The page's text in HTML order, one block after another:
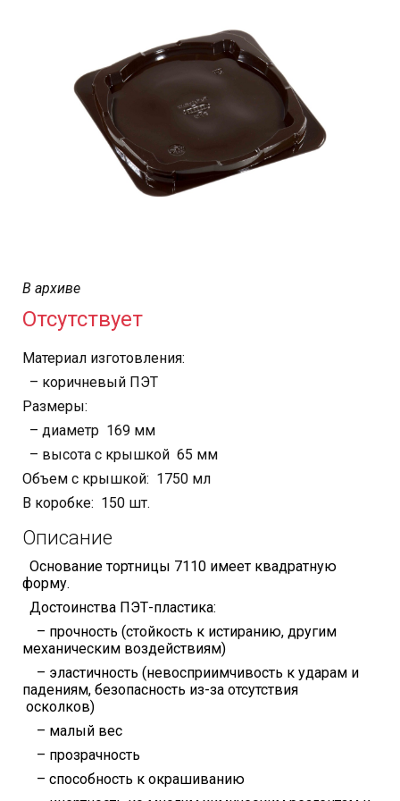
В архиве
Отсутствует
Материал изготовления:
– коричневый ПЭТ
Размеры:
– диаметр 169 мм
– высота с крышкой 65 мм
Объем с крышкой: 1750 мл
В коробке: 150 шт.
Описание
Основание тортницы 7110 имеет квадратную
форму.
Достоинства ПЭТ-пластика:
– прочность (стойкость к истиранию, другим
механическим воздействиям)
– эластичность (невосприимчивость к ударам и
падениям, безопасность из-за отсутствия
осколков)
– малый вес
– прозрачность
– способность к окрашиванию